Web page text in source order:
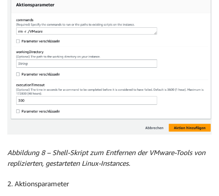
Abbildung 8 – Shell-Skript zum Entfernen der VMware-Tools von
replizierten, gestarteten Linux-Instances.
2. Aktionsparameter